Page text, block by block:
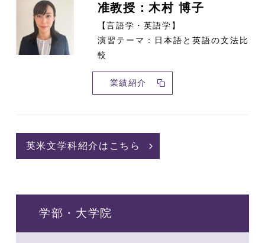
准教授：木村 博子
【言語学・英語学】
演習テーマ：日本語と英語の文法比
較
業績紹介
英米文学科紹介はこちら
学部・大学院